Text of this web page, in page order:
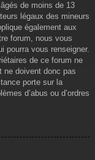
de moins de 13
légaux des mineurs
également aux
forum, nous vous
pourra vous renseigner.
de ce forum ne
ne doivent donc pas
porte sur la
d’abus ou d’ordres